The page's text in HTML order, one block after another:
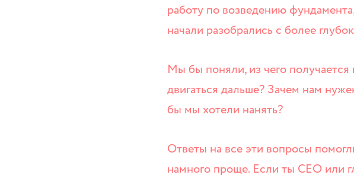
работу по возведению
начали разобрались с более
Мы бы поняли, из чего
двигаться дальше? Зачем нам
бы мы хотели нанять?
Ответы на все эти вопросы
намного проще. Если ты CEO или